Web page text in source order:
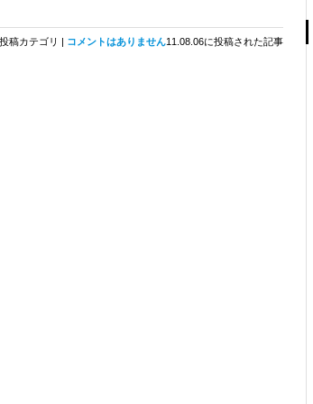
投稿カテゴリ | コメントはありません11.08.06に投稿された記事